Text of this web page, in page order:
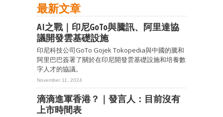
最新文章
AI之戰｜印尼GoTo與騰訊、阿里達協
議開發雲基礎設施
印尼科技公司GoTo Gojek Tokopedia與中國的騰和
阿里巴巴簽署了關於在印尼開發雲基礎設施和培養數
字人才的協議。
November 11, 2024
滴滴進軍香港？｜發言人：目前沒有
上市時間表